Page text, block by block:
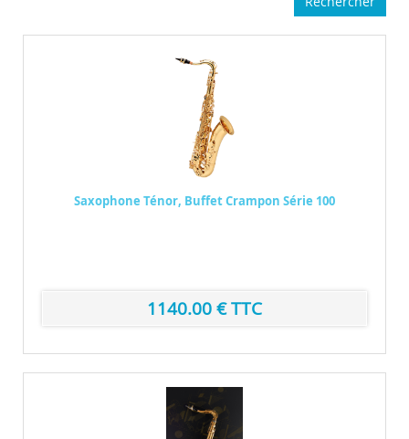
Saxophone Ténor, Buffet Crampon Série 100
1140.00 € TTC
Saxophone Ténor – Caractéristiques techniques T...